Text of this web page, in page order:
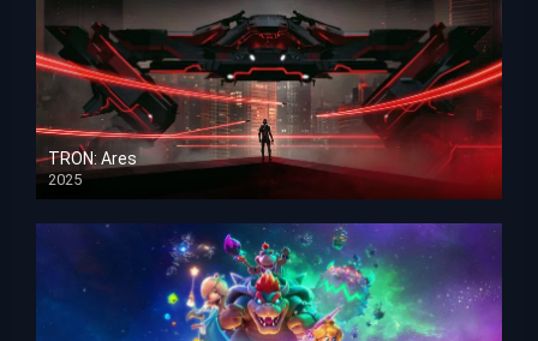
TRON: Ares
2025
HD 1080p